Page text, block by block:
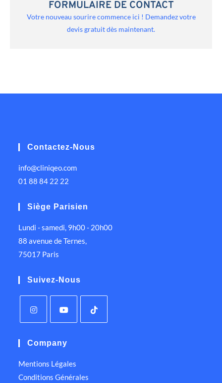
FORMULAIRE DE CONTACT
Votre nouveau sourire commence ici ! Demandez votre
devis gratuit dès maintenant.
Contactez-Nous
info@cliniqeo.com
01 88 84 22 22
Siège Parisien
Lundi - samedi, 9h00 - 20h00
88 avenue de Ternes,
75017 Paris
Suivez-Nous
Company
Mentions Légales
Conditions Générales